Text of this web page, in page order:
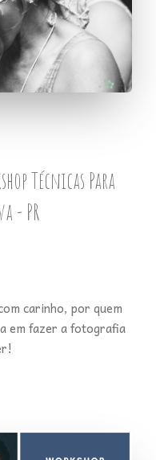
Técnicas Para
- PR
carinho, por quem
em fazer a fotografia